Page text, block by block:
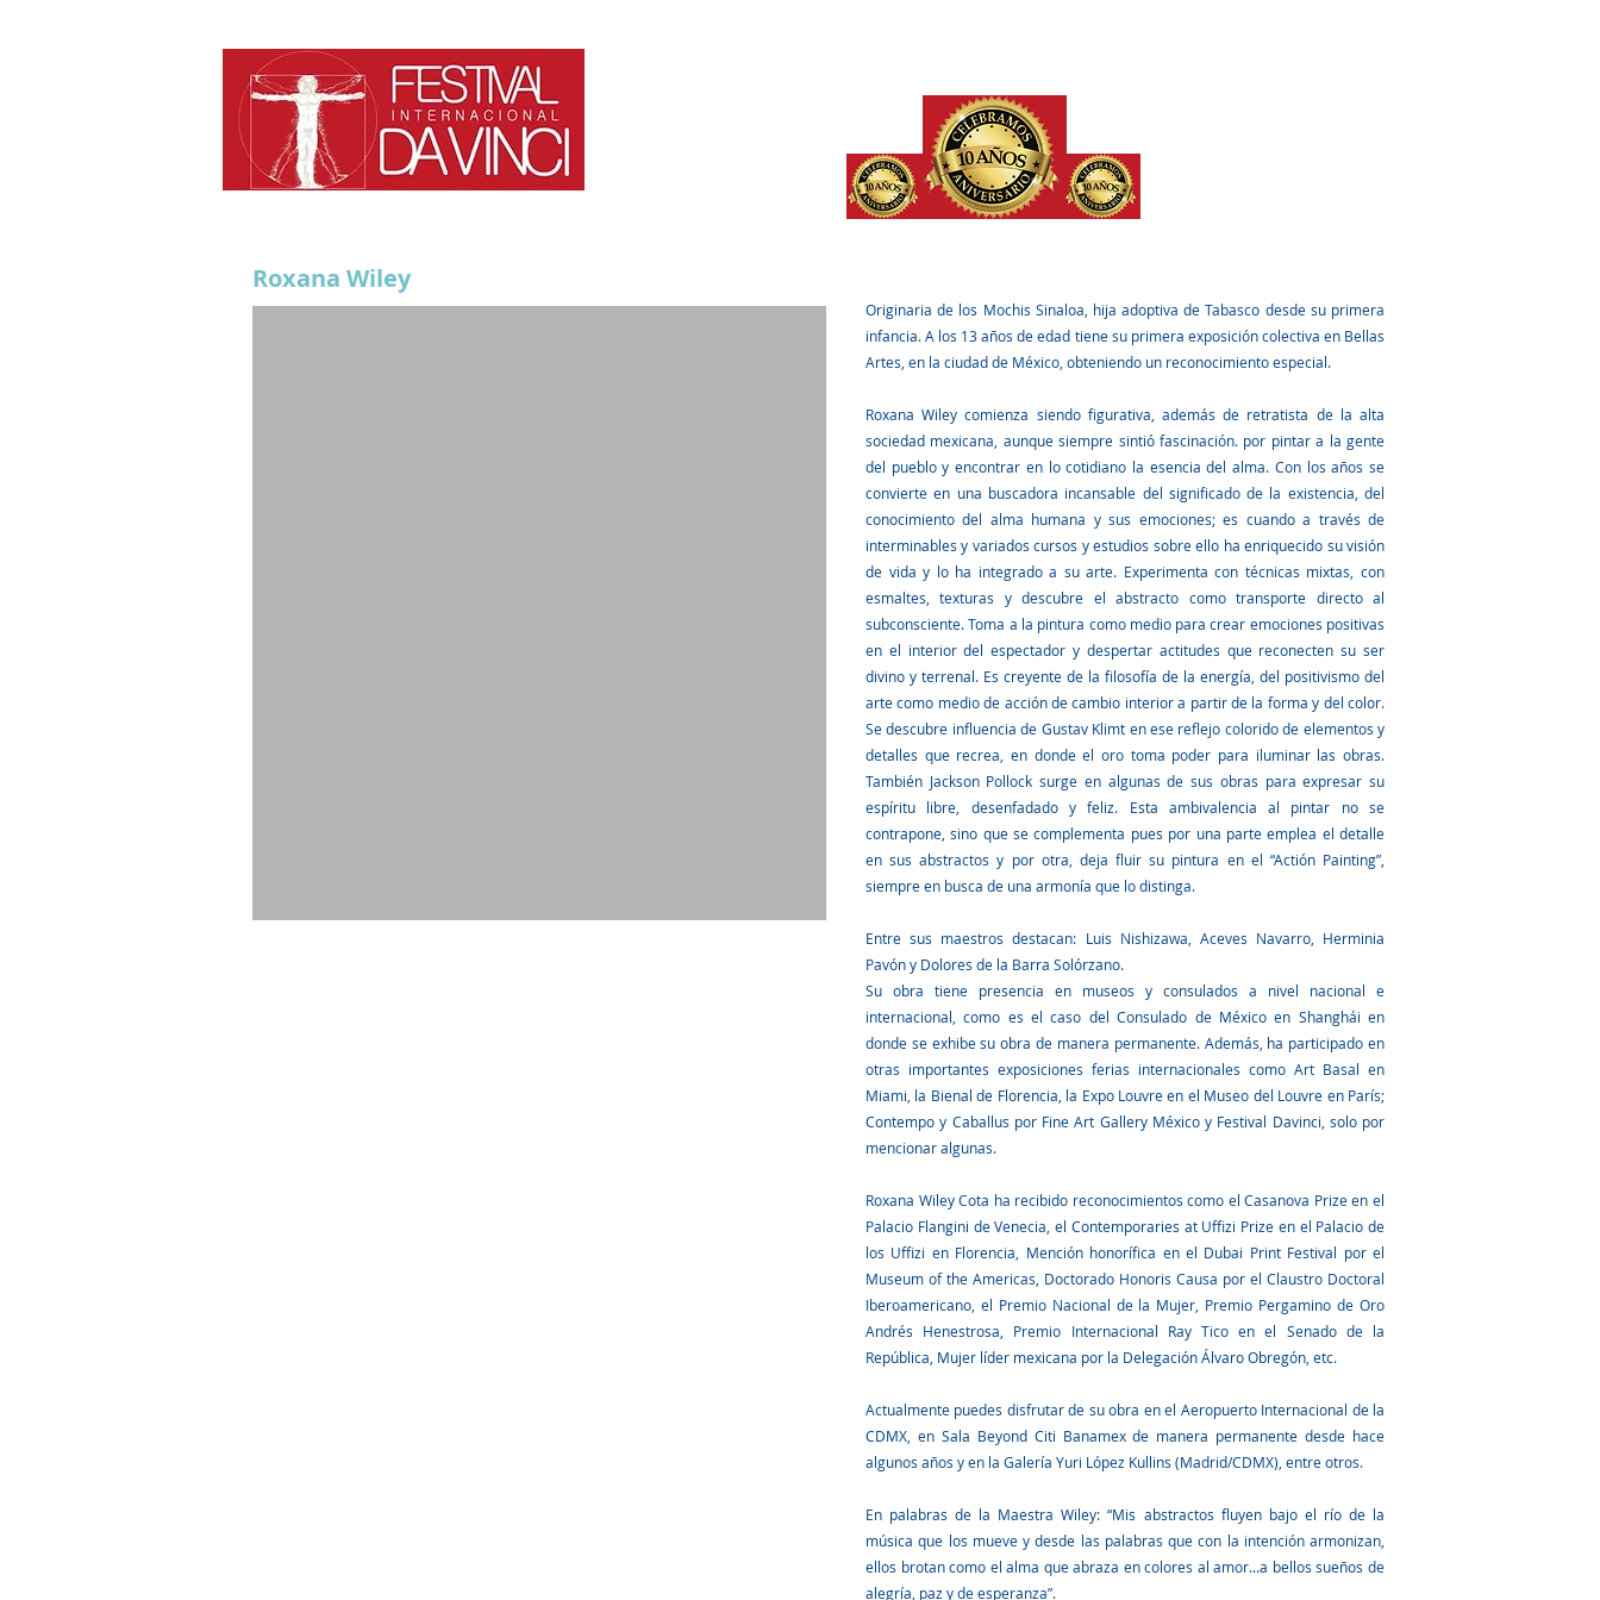
Roxana Wiley
Originaria de los Mochis Sinaloa, hija adoptiva de Tabasco desde su primera
infancia. A los 13 años de edad tiene su primera exposición colectiva en Bellas
Artes, en la ciudad de México, obteniendo un reconocimiento especial.
Roxana Wiley comienza siendo figurativa, además de retratista de la alta
sociedad mexicana, aunque siempre sintió fascinación. por pintar a la gente
del pueblo y encontrar en lo cotidiano la esencia del alma. Con los años se
convierte en una buscadora incansable del significado de la existencia, del
conocimiento del alma humana y sus emociones; es cuando a través de
interminables y variados cursos y estudios sobre ello ha enriquecido su visión
de vida y lo ha integrado a su arte. Experimenta con técnicas mixtas, con
esmaltes, texturas y descubre el abstracto como transporte directo al
subconsciente. Toma a la pintura como medio para crear emociones positivas
en el interior del espectador y despertar actitudes que reconecten su ser
divino y terrenal. Es creyente de la filosofía de la energía, del positivismo del
arte como medio de acción de cambio interior a partir de la forma y del color.
Se descubre influencia de Gustav Klimt en ese reflejo colorido de elementos y
detalles que recrea, en donde el oro toma poder para iluminar las obras.
También Jackson Pollock surge en algunas de sus obras para expresar su
espíritu libre, desenfadado y feliz. Esta ambivalencia al pintar no se
contrapone, sino que se complementa pues por una parte emplea el detalle
en sus abstractos y por otra, deja fluir su pintura en el “Actión Painting”,
siempre en busca de una armonía que lo distinga.
Entre sus maestros destacan: Luis Nishizawa, Aceves Navarro, Herminia
Pavón y Dolores de la Barra Solórzano.
Su obra tiene presencia en museos y consulados a nivel nacional e
internacional, como es el caso del Consulado de México en Shanghái en
donde se exhibe su obra de manera permanente. Además, ha participado en
otras importantes exposiciones ferias internacionales como Art Basal en
Miami, la Bienal de Florencia, la Expo Louvre en el Museo del Louvre en París;
Contempo y Caballus por Fine Art Gallery México y Festival Davinci, solo por
mencionar algunas.
Roxana Wiley Cota ha recibido reconocimientos como el Casanova Prize en el
Palacio Flangini de Venecia, el Contemporaries at Uffizi Prize en el Palacio de
los Uffizi en Florencia, Mención honorífica en el Dubai Print Festival por el
Museum of the Americas, Doctorado Honoris Causa por el Claustro Doctoral
Iberoamericano, el Premio Nacional de la Mujer, Premio Pergamino de Oro
Andrés Henestrosa, Premio Internacional Ray Tico en el Senado de la
República, Mujer líder mexicana por la Delegación Álvaro Obregón, etc.
Actualmente puedes disfrutar de su obra en el Aeropuerto Internacional de la
CDMX, en Sala Beyond Citi Banamex de manera permanente desde hace
algunos años y en la Galería Yuri López Kullins (Madrid/CDMX), entre otros.
En palabras de la Maestra Wiley: “Mis abstractos fluyen bajo el río de la
música que los mueve y desde las palabras que con la intención armonizan,
ellos brotan como el alma que abraza en colores al amor...a bellos sueños de
alegría, paz y de esperanza”.